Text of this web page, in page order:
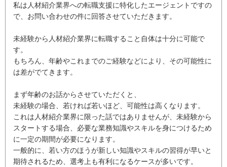
私は人材紹介業界への転職支援に特化したエージェントですの
で、お問い合わせの件に回答させていただきます。
未経験から人材紹介業界に転職すること自体は十分に可能で
す。
もちろん、年齢やこれまでのご経験などにより、その可能性に
は差がでてきます。
まず年齢のお話からさせていただくと、
未経験の場合、若ければ若いほど、可能性は高くなります。
これは人材紹介業界に限った話ではありませんが、未経験から
スタートする場合、必要な業務知識やスキルを身につけるため
に一定の期間が必要になります。
一般的に、若い方のほうが新しい知識やスキルの習得が早いと
期待されるため、選考上も有利になるケースが多いです。